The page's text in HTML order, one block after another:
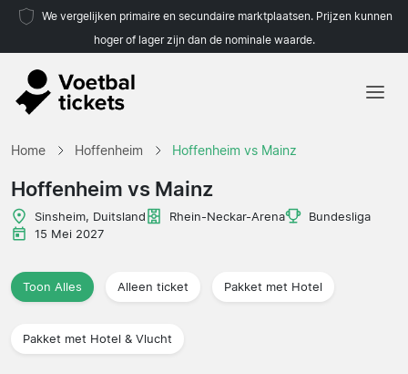
We vergelijken primaire en secundaire marktplaatsen. Prijzen kunnen
hoger of lager zijn dan de nominale waarde.
Home Hoffenheim Hoffenheim vs Mainz
Hoffenheim vs Mainz
Sinsheim, Duitsland Rhein-Neckar-Arena
Bundesliga
15 Mei 2027
Toon Alles Alleen ticket Pakket met Hotel
Pakket met Hotel & Vlucht